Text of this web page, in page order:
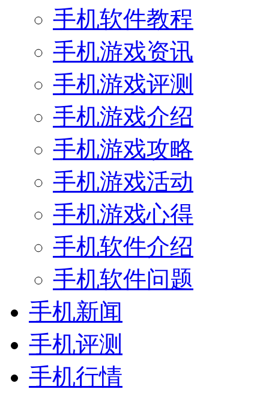
手机软件教程
手机游戏资讯
手机游戏评测
手机游戏介绍
手机游戏攻略
手机游戏活动
手机游戏心得
手机软件介绍
手机软件问题
手机新闻
手机评测
手机行情